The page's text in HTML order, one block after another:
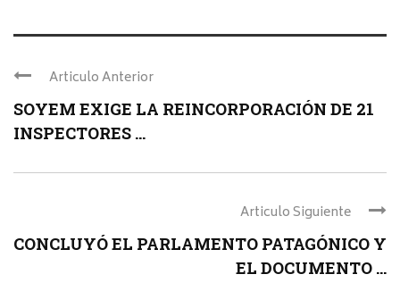
Articulo Anterior
SOYEM EXIGE LA REINCORPORACIÓN DE 21
INSPECTORES ...
Articulo Siguiente
CONCLUYÓ EL PARLAMENTO PATAGÓNICO Y
EL DOCUMENTO ...